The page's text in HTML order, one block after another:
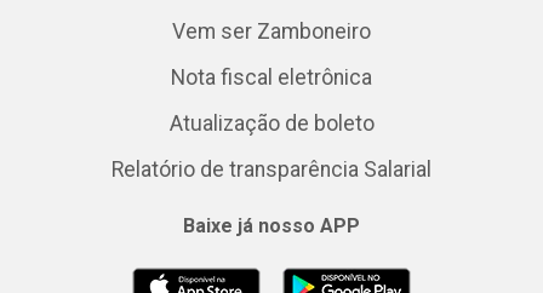
Vem ser Zamboneiro
Nota fiscal eletrônica
Atualização de boleto
Relatório de transparência Salarial
Baixe já nosso APP